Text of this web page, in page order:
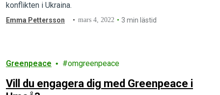
konflikten i Ukraina.
Emma Pettersson mars 4, 2022 3 min lästid
Greenpeace omgreenpeace
Vill du engagera dig med Greenpeace i